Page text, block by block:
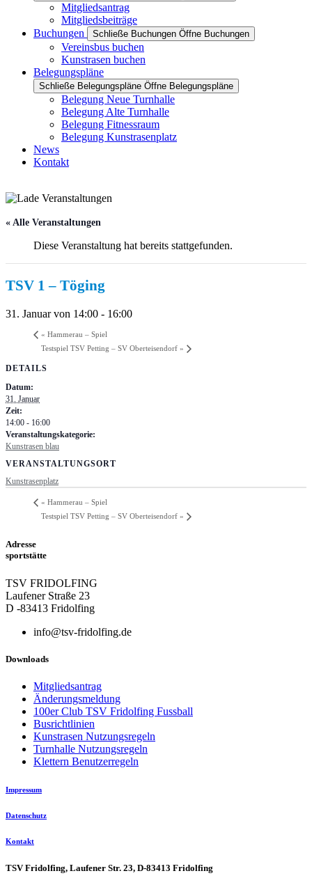
Mitgliedsantrag
Mitgliedsbeiträge
Buchungen
Schließe Buchungen Öffne Buchungen
Vereinsbus buchen
Kunstrasen buchen
Belegungspläne
Schließe Belegungspläne Öffne Belegungspläne
Belegung Neue Turnhalle
Belegung Alte Turnhalle
Belegung Fitnessraum
Belegung Kunstrasenplatz
News
Kontakt
« Alle Veranstaltungen
Diese Veranstaltung hat bereits stattgefunden.
TSV 1 – Töging
31. Januar von 14:00 - 16:00
« Hammerau – Spiel
Testspiel TSV Petting – SV Oberteisendorf »
DETAILS
Datum:
31. Januar
Zeit:
14:00 - 16:00
Veranstaltungskategorie:
Kunstrasen blau
VERANSTALTUNGSORT
Kunstrasenplatz
« Hammerau – Spiel
Testspiel TSV Petting – SV Oberteisendorf »
Adresse
sportstätte
TSV FRIDOLFING
Laufener Straße 23
D -83413 Fridolfing
info@tsv-fridolfing.de
Downloads
Mitgliedsantrag
Änderungsmeldung
100er Club TSV Fridolfing Fussball
Busrichtlinien
Kunstrasen Nutzungsregeln
Turnhalle Nutzungsregeln
Klettern Benutzerregeln
Impressum
Datenschutz
Kontakt
TSV Fridolfing, Laufener Str. 23, D-83413 Fridolfing